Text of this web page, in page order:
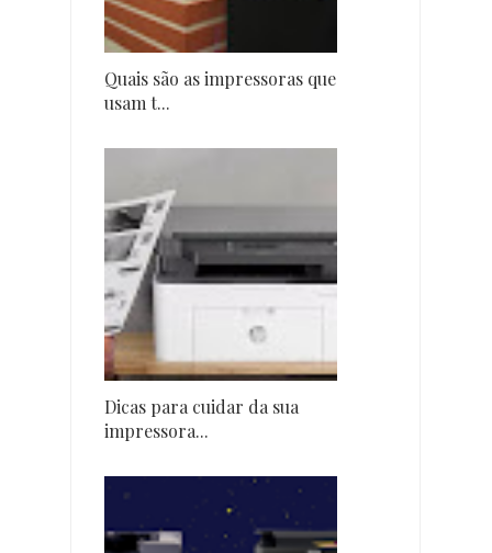
Quais são as impressoras que
usam t...
Dicas para cuidar da sua
impressora...